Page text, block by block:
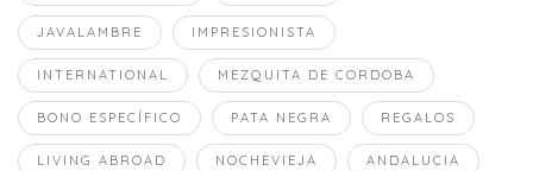
JAVALAMBRE IMPRESIONISTA
INTERNATIONAL MEZQUITA DE CORDOBA
BONO ESPECÍFICO PATA NEGRA REGALOS
LIVING ABROAD NOCHEVIEJA ANDALUCIA